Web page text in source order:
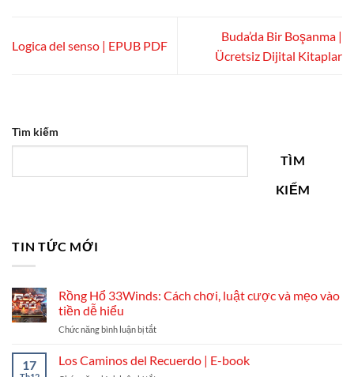
Logica del senso | EPUB PDF
Buda’da Bir Boşanma |
Ücretsiz Dijital Kitaplar
Tìm kiếm
TÌM
KIẾM
TIN TỨC MỚI
Rồng Hổ 33Winds: Cách chơi, luật cược và mẹo vào
tiền dễ hiểu
Chức năng bình luận bị tắtở
Hổ
33Winds:
17 Los Caminos del Recuerdo | E-book